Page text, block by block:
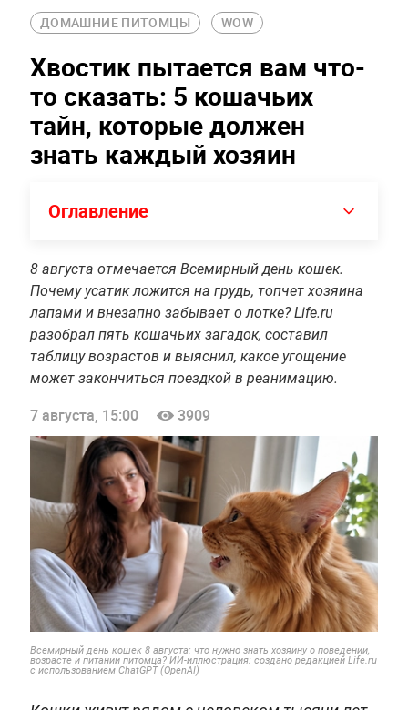
ДОМАШНИЕ ПИТОМЦЫ WOW
Хвостик пытается вам что-
то сказать: 5 кошачьих
тайн, которые должен
знать каждый хозяин
Оглавление
8 августа отмечается Всемирный день кошек.
Почему усатик ложится на грудь, топчет хозяина
лапами и внезапно забывает о лотке? Life.ru
разобрал пять кошачьих загадок, составил
таблицу возрастов и выяснил, какое угощение
может закончиться поездкой в реанимацию.
7 августа, 15:00 3909
Всемирный день кошек 8 августа: что нужно знать хозяину о поведении,
возрасте и питании питомца? ИИ-иллюстрация: создано редакцией Life.ru
с использованием ChatGPT (OpenAI)